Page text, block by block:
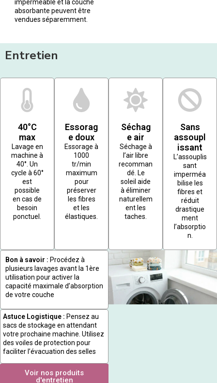
imperméable et la couche
absorbante peuvent être
vendues séparemment.
Entretien
40°C
max
Lavage en
machine à
40°. Un
cycle à 60°
est
possible
en cas de
besoin
ponctuel.
Essorag
e doux
Essorage à
1000
tr/min
maximum
pour
préserver
les fibres
et les
élastiques.
Séchag
e air
Séchage à
l’air libre
recomman
dé. Le
soleil aide
à éliminer
naturellem
ent les
taches.
Sans
assoupl
issant
L’assouplis
sant
imperméa
bilise les
fibres et
réduit
drastique
ment
l’absorptio
n.
Bon à savoir : Procédez à
plusieurs lavages avant la 1ère
utilisation pour activer la
capacité maximale d’absorption
de votre couche
Astuce Logistique : Pensez au
sacs de stockage en attendant
votre prochaine machine. Utilisez
des voiles de protection pour
faciliter l’évacuation des selles
Voir nos produits
d'entretien